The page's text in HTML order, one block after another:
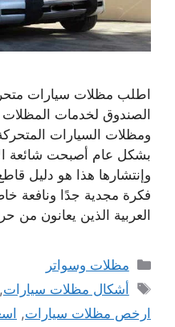
اطلب مظلات سيارات
الصندوق لخدمات
ومظلات السيارات
بشكل عام أصبحت شائعة
وإنتشارها هذا هو دليل
فكرة مجدية جدًا ونافعة
العربية الذين يعانون
التصنيفات
مظلات وسواتر
الوسوم
أشكال مظلات سيارات,
ارخص مظلات سيارات,